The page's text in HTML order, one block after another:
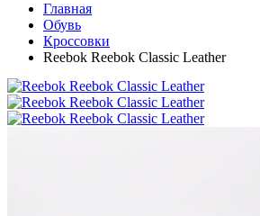
Главная
Обувь
Кроссовки
Reebok Reebok Classic Leather